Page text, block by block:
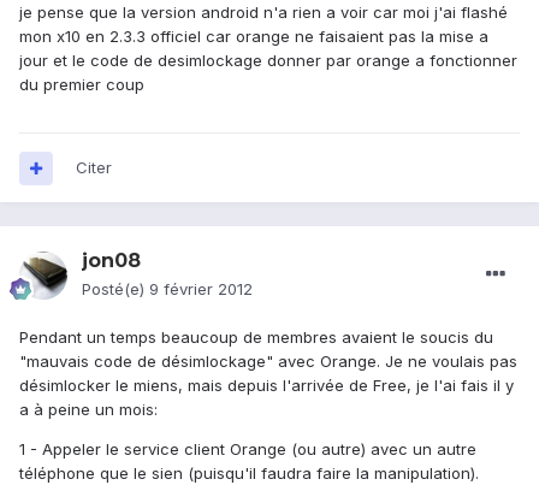
je pense que la version android n'a rien a voir car moi j'ai flashé
mon x10 en 2.3.3 officiel car orange ne faisaient pas la mise a
jour et le code de desimlockage donner par orange a fonctionner
du premier coup
Citer
jon08
Posté(e) 9 février 2012
Pendant un temps beaucoup de membres avaient le soucis du
"mauvais code de désimlockage" avec Orange. Je ne voulais pas
désimlocker le miens, mais depuis l'arrivée de Free, je l'ai fais il y
a à peine un mois:
1 - Appeler le service client Orange (ou autre) avec un autre
téléphone que le sien (puisqu'il faudra faire la manipulation).